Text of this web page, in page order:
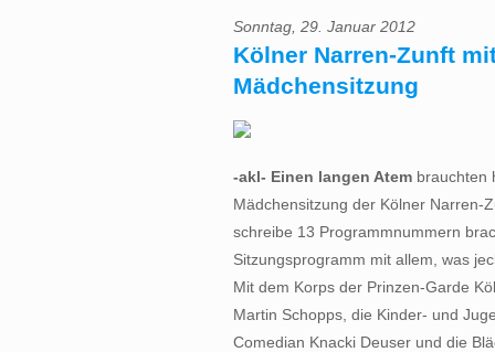
Sonntag, 29. Januar 2012
Kölner Narren-Zunft
Mädchensitzung
-akl- Einen langen Atembrauchten
Mädchensitzung der Kölner Narren-
schreibe 13 Programmnummern
Sitzungsprogramm mit allem, was
Mit dem Korps der Prinzen-Garde
Martin Schopps, die Kinder- und
Comedian Knacki Deuser und die